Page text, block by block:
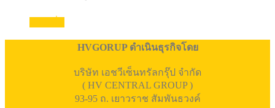
HVGORUP ดำเนินธุรกิจโดย
บริษัท เอชวีเซ็นทรัลกรุ๊ป จำกัด
( HV CENTRAL GROUP )
93-95 ถ. เยาวราช สัมพันธวงค์